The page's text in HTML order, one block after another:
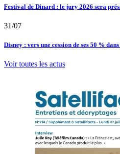
Festival de Dinard : le jury 2026 sera
31/07
Disney : vers une cession de ses 50 %
Voir toutes les actus